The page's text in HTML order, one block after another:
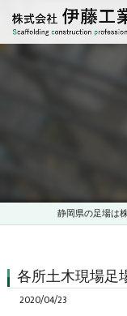
静岡県の足場は
各所土木現場足
2020/04/23